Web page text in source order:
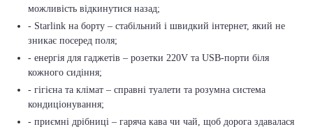
можливість відкинутися назад;
- Starlink на борту – стабільний і швидкий інтернет, який не
зникає посеред поля;
- енергія для гаджетів – розетки 220V та USB-порти біля
кожного сидіння;
- гігієна та клімат – справні туалети та розумна система
кондиціонування;
- приємні дрібниці – гаряча кава чи чай, щоб дорога здавалася